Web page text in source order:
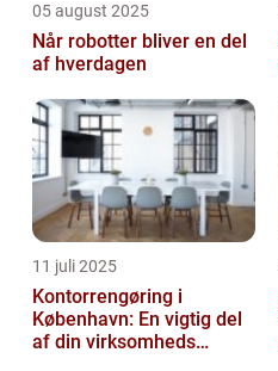
05 august 2025
Når robotter bliver en del
af hverdagen
11 juli 2025
Kontorrengøring i
København: En vigtig del
af din virksomheds